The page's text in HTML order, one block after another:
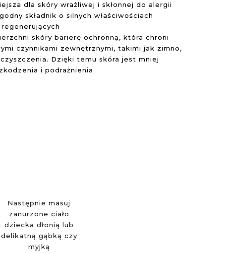
dla skóry wrażliwej i skłonnej do alergii
składnik o silnych właściwościach
skóry barierę ochronną, która chroni
czynnikami zewnętrznymi, takimi jak zimno,
Dzięki temu skóra jest mniej
i podrażnienia
Następnie masuj
zanurzone ciało
dziecka dłonią lub
delikatną gąbką czy
myjką